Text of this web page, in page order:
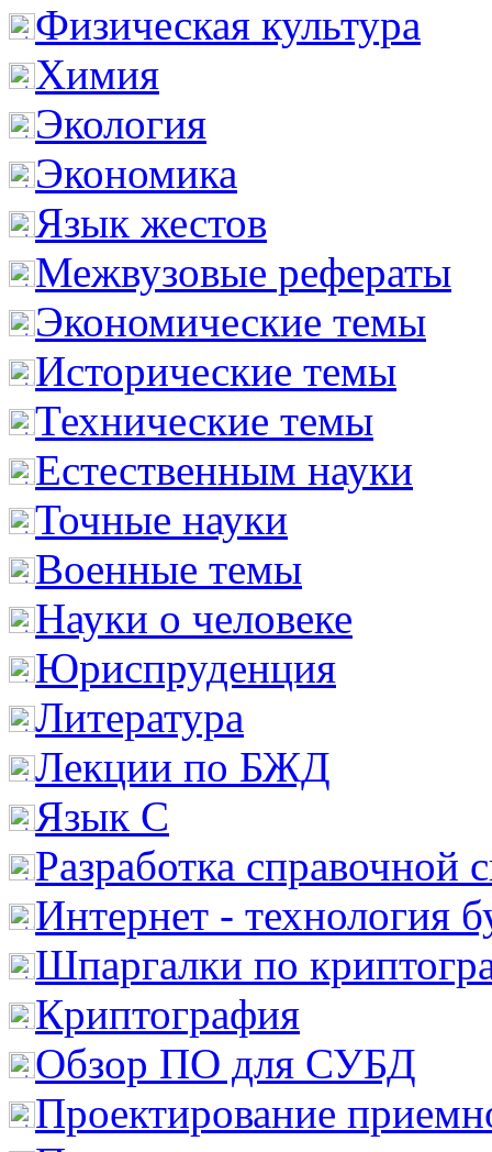
Физическая культура
Химия
Экология
Экономика
Язык жестов
Межвузовые рефераты
Экономические темы
Исторические темы
Технические темы
Естественным науки
Точные науки
Военные темы
Науки о человеке
Юриспруденция
Литература
Лекции по БЖД
Язык С
Разработка справочной
Интернет - технология
Шпаргалки по
Криптография
Обзор ПО для СУБД
Проектирование